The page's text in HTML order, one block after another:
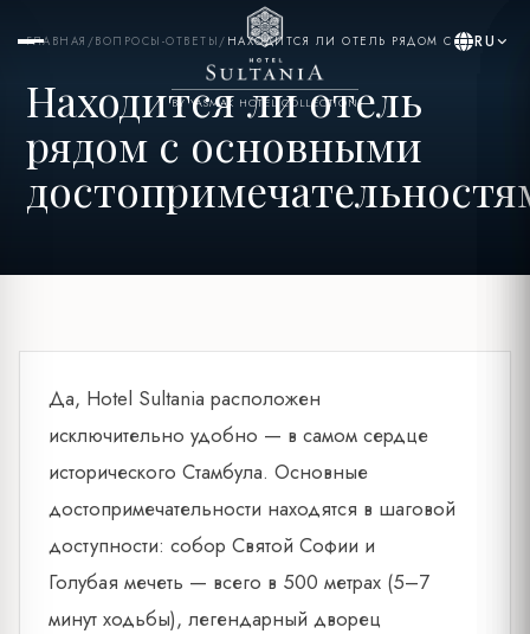
BY YASMAK HOTEL COLLECTION
RU
ГЛАВНАЯ /ВОПРОСЫ-ОТВЕТЫ / НАХОДИТСЯ ЛИ ОТЕЛЬ РЯДОМ С...
Находится ли отель
рядом с основными
Да, Hotel Sultania расположен
исключительно удобно — в самом сердце
исторического Стамбула. Основные
достопримечательности находятся в шаговой
доступности: собор Святой Софии и
Голубая мечеть — всего в 500 метрах (5–7
минут ходьбы), легендарный дворец